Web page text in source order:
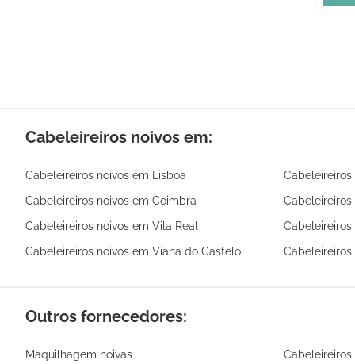
Cabeleireiros noivos em:
Cabeleireiros noivos em Lisboa
Cabeleireiros noivos em Coimbra
Cabeleireiros noivos em Vila Real
Cabeleireiros
Cabeleireiros noivos em Viana do Castelo
Outros fornecedores:
Maquilhagem noivas Cabeleireiros